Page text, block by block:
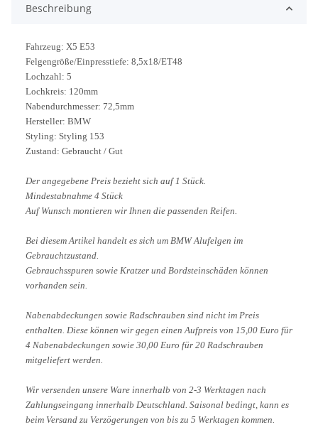
Beschreibung
Fahrzeug: X5 E53
Felgengröße/Einpresstiefe: 8,5x18/ET48
Lochzahl: 5
Lochkreis: 120mm
Nabendurchmesser: 72,5mm
Hersteller: BMW
Styling: Styling 153
Zustand: Gebraucht / Gut
Der angegebene Preis bezieht sich auf 1 Stück.
Mindestabnahme 4 Stück
Auf Wunsch montieren wir Ihnen die passenden Reifen.
Bei diesem Artikel handelt es sich um BMW Alufelgen im
Gebrauchtzustand.
Gebrauchsspuren sowie Kratzer und Bordsteinschäden können
vorhanden sein.
Nabenabdeckungen sowie Radschrauben sind nicht im Preis
enthalten. Diese können wir gegen einen Aufpreis von 15,00 Euro für
4 Nabenabdeckungen sowie 30,00 Euro für 20 Radschrauben
mitgeliefert werden.
Wir versenden unsere Ware innerhalb von 2-3 Werktagen nach
Zahlungseingang innerhalb Deutschland. Saisonal bedingt, kann es
beim Versand zu Verzögerungen von bis zu 5 Werktagen kommen.